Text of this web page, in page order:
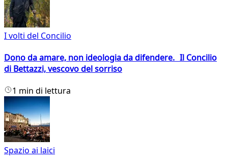
I volti del Concilio
Dono da amare, non ideologia da difendere. Il Concilio
di Bettazzi, vescovo del sorriso
1 min di lettura
Spazio ai laici